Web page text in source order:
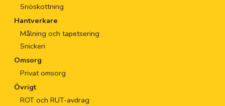
Snöskottning
Hantverkare
Målning och tapetsering
Snickeri
Omsorg
Privat omsorg
Övrigt
ROT och RUT-avdrag